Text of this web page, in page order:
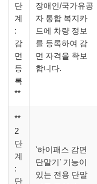
단
계
:
감
면
등
록
**
장애인/국가유공
자 통합 복지카
드에 차량 정보
를 등록하여 감
면 자격을 확보
합니다.
**
2
단
계
:
단
'하이패스 감면
단말기' 기능이
있는 전용 단말